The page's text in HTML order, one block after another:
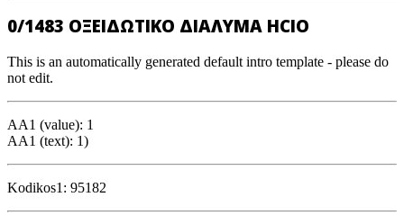
0/1483 ΟΞΕΙΔΩΤΙΚΟ ΔΙΑΛΥΜΑ HCΙO
This is an automatically generated default intro template - please do
not edit.
AA1 (value): 1
AA1 (text): 1)
Kodikos1: 95182